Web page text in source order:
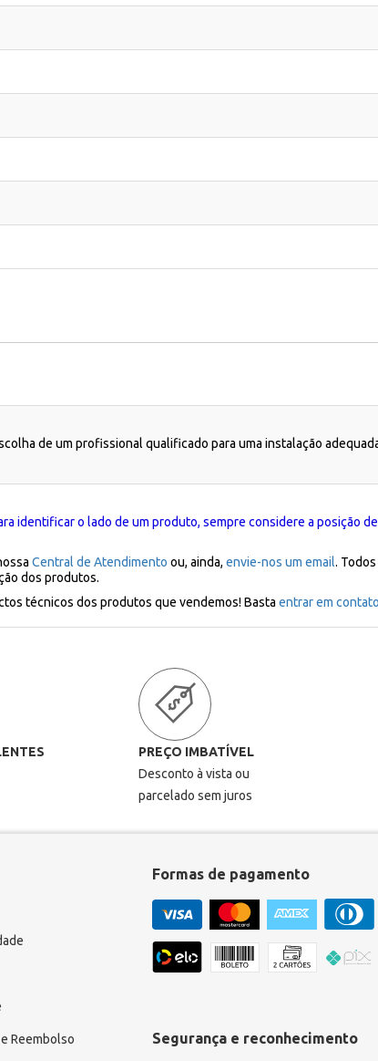
de um profissional qualificado para uma instalação
identificar o lado de um produto, sempre considere a posição
Central de Atendimento ou, ainda, envie-nos um email.
dos produtos.
técnicos dos produtos que vendemos! Basta entrar em
PREÇO IMBATÍVEL
Desconto à vista ou
parcelado sem juros
Reembolso
Formas de pagamento
Segurança e reconhecimento